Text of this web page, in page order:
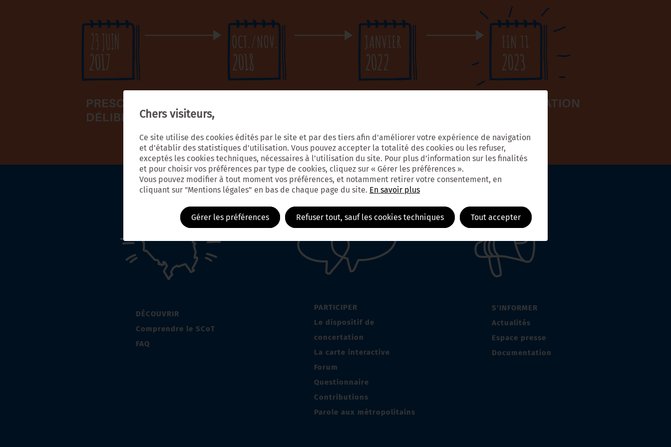
DÉCOUVRIR
Comprendre le SCoT
FAQ
PARTICIPER
Le dispositif de
concertation
La carte interactive
Forum
Questionnaire
Contributions
Parole aux métropolitains
S'INFORMER
Actualités
Espace presse
Documentation
Chers visiteurs,
Ce site utilise des cookies édités par le site et par des tiers afin d'améliorer votre expérience de navigation
et d'établir des statistiques d'utilisation. Vous pouvez accepter la totalité des cookies ou les refuser,
exceptés les cookies techniques, nécessaires à l’utilisation du site. Pour plus d’information sur les finalités
et pour choisir vos préférences par type de cookies, cliquez sur « Gérer les préférences ».
Vous pouvez modifier à tout moment vos préférences, et notamment retirer votre consentement, en
cliquant sur "Mentions légales” en bas de chaque page du site. En savoir plus
Gérer les préférences Refuser tout, sauf les cookies techniques Tout accepter